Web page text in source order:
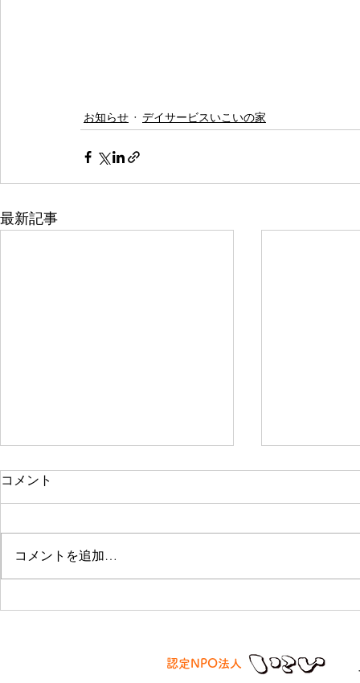
お知らせ デイサービスいこいの家
最新記事
１１／１
コメント
コメントを追加…
認定NPO法人